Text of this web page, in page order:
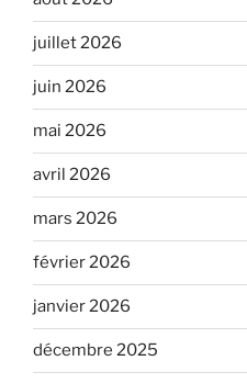
juillet 2026
juin 2026
mai 2026
avril 2026
mars 2026
février 2026
janvier 2026
décembre 2025